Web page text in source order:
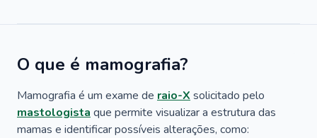
O que é mamografia?
Mamografia é um exame de raio-X solicitado pelo
mastologista que permite visualizar a estrutura das
mamas e identificar possíveis alterações, como: